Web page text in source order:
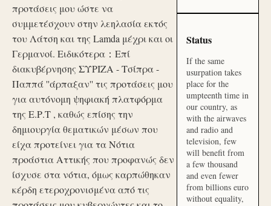
προτάσεις μου ώστε να
συμμετέσχουν στην λεηλασία εκτός
του Λάτση και της Lamda μέχρι και οι
Γερμανοί. Ειδικότερα：Επί
διακυβέρνησης ΣΥΡΙΖΑ - Τσίπρα -
Παππά ''άρπαξαν'' τις προτάσεις μου
για αυτόνομη ψηφιακή πλατφόρμα
της Ε.Ρ.Τ , καθώς επίσης την
δημιουργία θεματικών μέσων που
είχα προτείνει για τα Νότια
προάστια Αττικής που προφανώς δεν
ίσχυσε στα νότια, όμως καρπώθηκαν
κέρδη ετεροχρονισμένα από τις
Status
If the same
usurpation takes
place for the
umpteenth time in
our country, as
with the airwaves
and radio and
television, few
will benefit from
a few thousand
and even fewer
from billions euro
without equality,